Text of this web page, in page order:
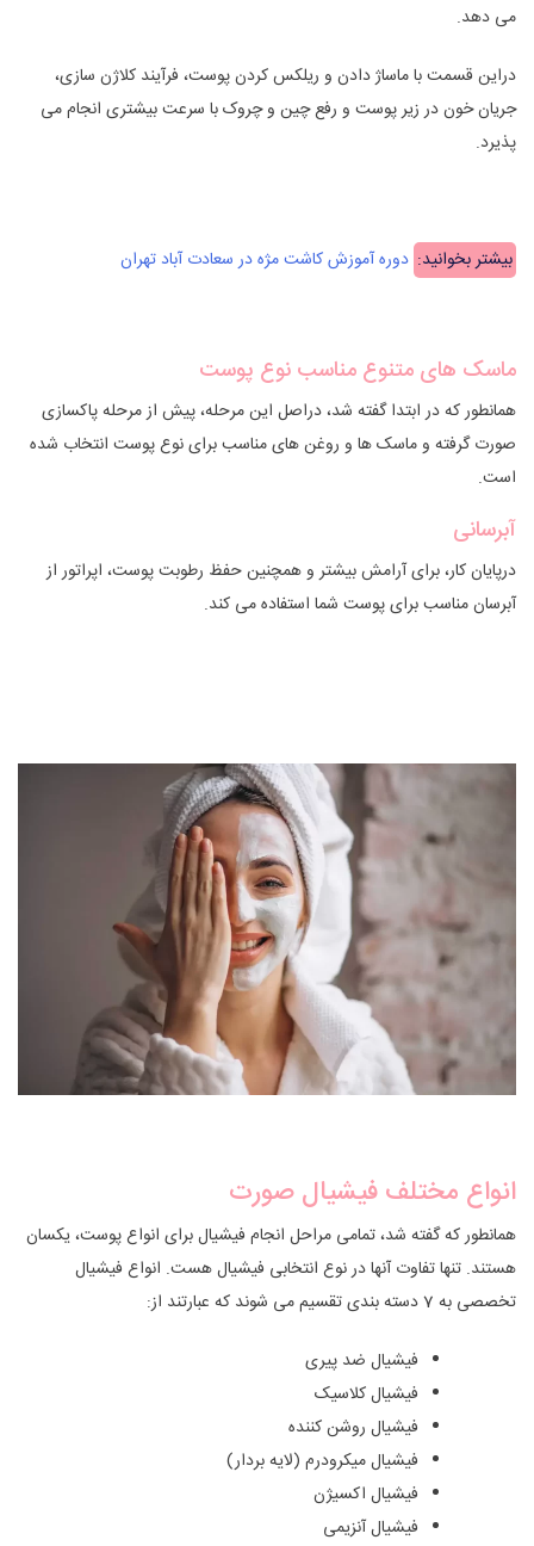
می دهد.
دراین قسمت با ماساژ دادن و ریلکس کردن پوست، فرآیند کلاژن سازی،
جریان خون در زیر پوست و رفع چین و چروک با سرعت بیشتری انجام می
پذیرد.
بیشتر بخوانید: دوره آموزش کاشت مژه در سعادت آباد تهران
ماسک های متنوع مناسب نوع پوست
همانطور که در ابتدا گفته شد، دراصل این مرحله، پیش از مرحله پاکسازی
صورت گرفته و ماسک ها و روغن های مناسب برای نوع پوست انتخاب شده
است.
آبرسانی
درپایان کار، برای آرامش بیشتر و همچنین حفظ رطوبت پوست، اپراتور از
آبرسان مناسب برای پوست شما استفاده می کند.
انواع مختلف فیشیال صورت
همانطور که گفته شد، تمامی مراحل انجام فیشیال برای انواع پوست، یکسان
هستند. تنها تفاوت آنها در نوع انتخابی فیشیال هست. انواع فیشیال
تخصصی به 7 دسته بندی تقسیم می شوند که عبارتند از:
فیشیال ضد پیری
فیشیال کلاسیک
فیشیال روشن کننده
فیشیال میکرودرم (لایه بردار)
فیشیال اکسیژن
فیشیال آنزیمی